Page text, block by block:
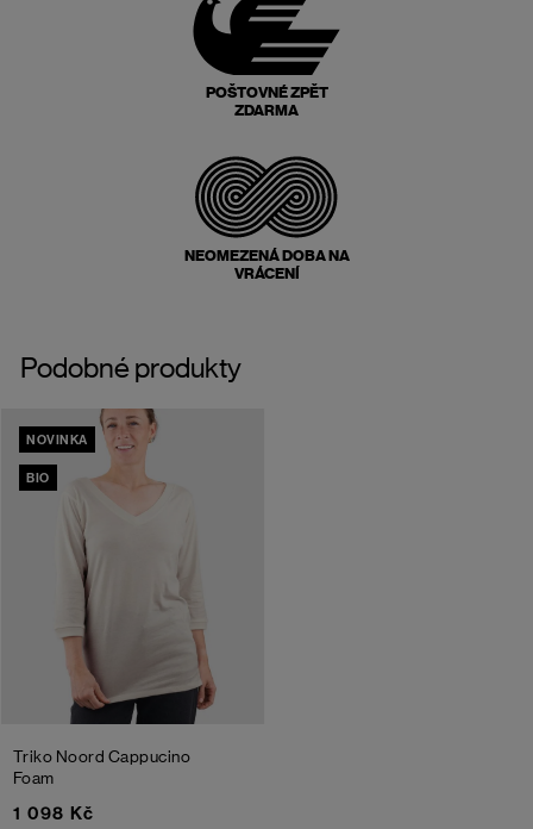
POŠTOVNÉ ZPĚT
ZDARMA
NEOMEZENÁ DOBA NA
VRÁCENÍ
Podobné produkty
NOVINKA
BIO
Triko Noord Cappucino
Foam
1 098 Kč